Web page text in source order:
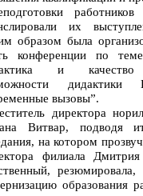
их
образом была
конференции по
и качество
дидактики
вызовы”.
директора
Витвар, подводя
на котором
филиала
образования